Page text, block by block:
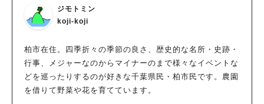
ジモトミン
koji-koji
柏市在住。四季折々の季節の良さ、歴史的な名所・史跡・
行事、メジャーなのからマイナーのまで様々なイベントな
どを巡ったりするのが好きな千葉県民・柏市民です。農園
を借りて野菜や花を育てています。